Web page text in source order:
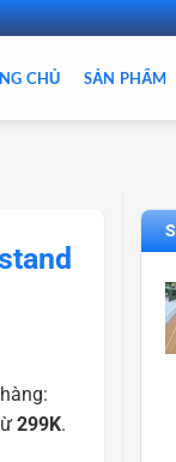
CHỦ SẢN PHẨM
299K.